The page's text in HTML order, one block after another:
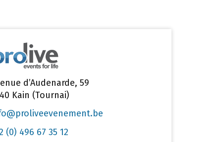
d’Audenarde, 59
Kain (Tournai)
(0) 496 67 35 12